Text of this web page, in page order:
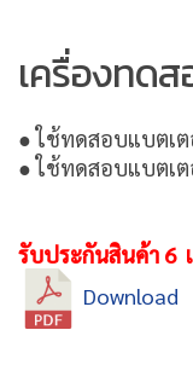
เครื่องทดส
● ใช้ทดสอบแบตเต
● ใช้ทดสอบแบตเ
รับประกันสินค้า 6
Download